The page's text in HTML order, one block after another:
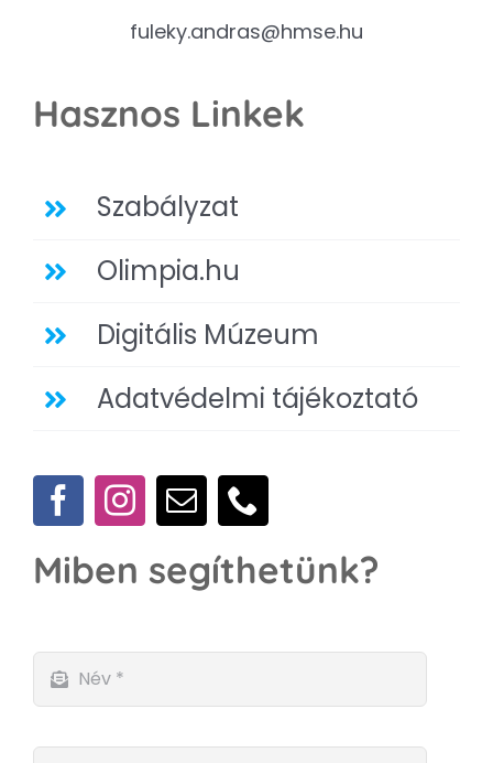
fuleky.andras@hmse.hu
Hasznos Linkek
Szabályzat
Olimpia.hu
Digitális Múzeum
Adatvédelmi tájékoztató
Miben segíthetünk?